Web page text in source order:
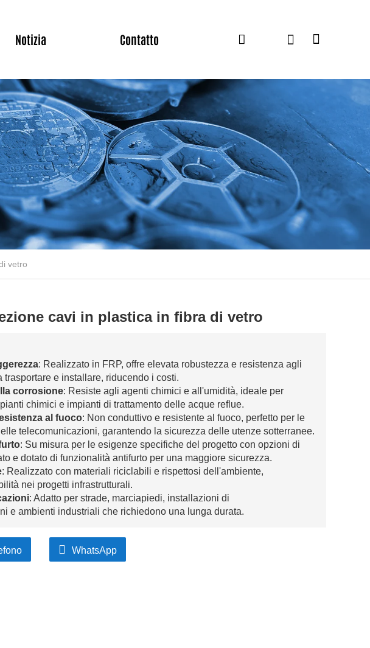
Notizia Contatto
vetro
cavi in ​​plastica in fibra di vetro
: Realizzato in FRP, offre elevata robustezza e resistenza agli
trasportare e installare, riducendo i costi.
corrosione: Resiste agli agenti chimici e all'umidità, ideale per
chimici e impianti di trattamento delle acque reflue.
al fuoco: Non conduttivo e resistente al fuoco, perfetto per le
telecomunicazioni, garantendo la sicurezza delle utenze sotterranee.
: Su misura per le esigenze specifiche del progetto con opzioni di
e dotato di funzionalità antifurto per una maggiore sicurezza.
: Realizzato con materiali riciclabili e rispettosi dell'ambiente,
nei progetti infrastrutturali.
: Adatto per strade, marciapiedi, installazioni di
e ambienti industriali che richiedono una lunga durata.
WhatsApp